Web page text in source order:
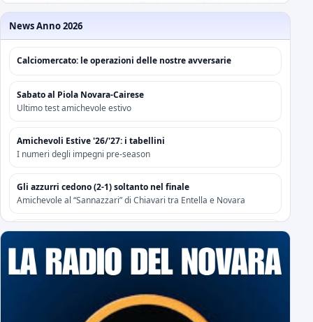
News Anno 2026
Calciomercato: le operazioni delle nostre avversarie
Sabato al Piola Novara-Cairese
Ultimo test amichevole estivo
Amichevoli Estive '26/'27: i tabellini
I numeri degli impegni pre-season
Gli azzurri cedono (2-1) soltanto nel finale
Amichevole al “Sannazzari” di Chiavari tra Entella e Novara
Risoluzione contrattuale con Attanasio e Camolese
Risoluzione contrattuale con Alberti
Acquisti/Cessioni "Sessione Estiva 2026/2027"
tutte le operazioni degli azzurri